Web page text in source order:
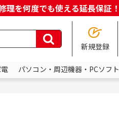
を何度でも使える延長保証！
新規登録
パソコン・周辺機器・PCソフト